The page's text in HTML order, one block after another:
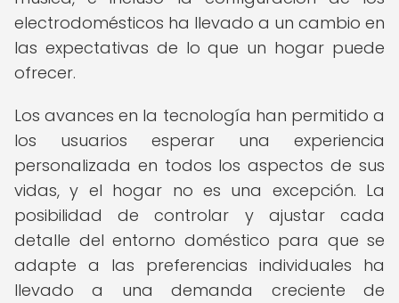
electrodomésticos ha llevado a un cambio en
las expectativas de lo que un hogar puede
ofrecer.
Los avances en la tecnología han permitido a
los usuarios esperar una experiencia
personalizada en todos los aspectos de sus
vidas, y el hogar no es una excepción. La
posibilidad de controlar y ajustar cada
detalle del entorno doméstico para que se
adapte a las preferencias individuales ha
llevado a una demanda creciente de